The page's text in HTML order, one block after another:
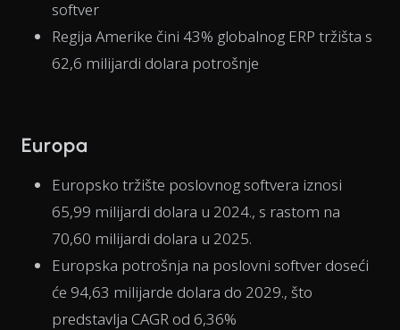
softver
Regija Amerike čini 43% globalnog ERP tržišta s
62,6 milijardi dolara potrošnje
Europa
Europsko tržište poslovnog softvera iznosi
65,99 milijardi dolara u 2024., s rastom na
70,60 milijardi dolara u 2025.
Europska potrošnja na poslovni softver doseći
će 94,63 milijarde dolara do 2029., što
predstavlja CAGR od 6,36%